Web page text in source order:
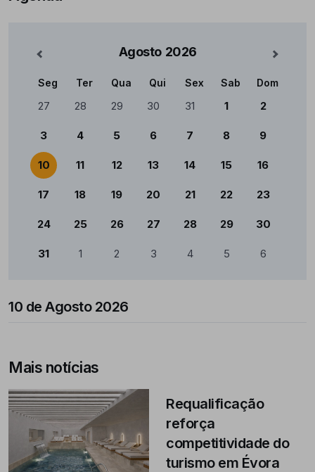
Agosto 2026 Mês
Calendário
Seg Ter Qua Qui Sex Sab Dom
27 28 29 30 31 1 2
3 4 5 6 7 8 9
10 11 12 13 14 15 16
17 18 19 20 21 22 23
24 25 26 27 28 29 30
31 1 2 3 4 5 6
10 de Agosto 2026
Mais notícias
Requalificação
reforça
competitividade do
turismo em Évora